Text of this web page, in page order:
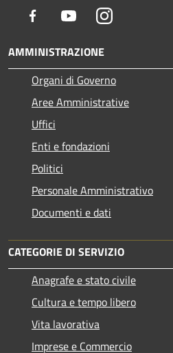
Facebook YoutubeInstagram
AMMINISTRAZIONE
Organi di Governo
Aree Amministrative
Uffici
Enti e fondazioni
Politici
Personale Amministrativo
Documenti e dati
CATEGORIE DI SERVIZIO
Anagrafe e stato civile
Cultura e tempo libero
Vita lavorativa
Imprese e Commercio